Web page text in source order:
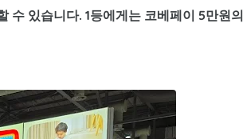
수 있습니다. 1등에게는 코베페이 5만원의